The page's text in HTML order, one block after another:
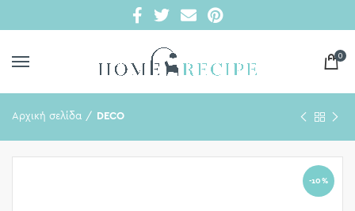
0
Αρχική σελίδα DECO
-10%